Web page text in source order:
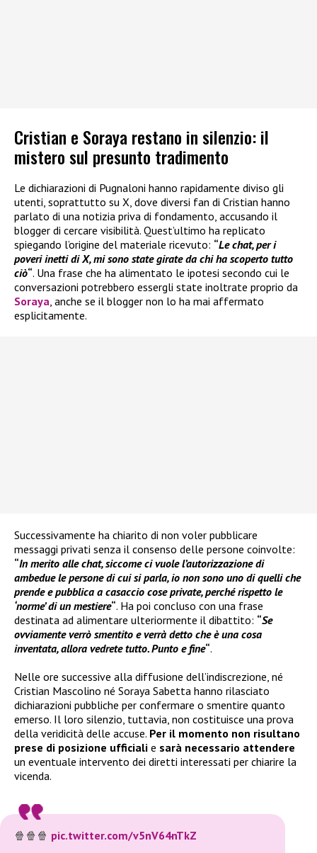
Cristian e Soraya restano in silenzio: il
mistero sul presunto tradimento
Le dichiarazioni di Pugnaloni hanno rapidamente diviso gli
utenti, soprattutto su X, dove diversi fan di Cristian hanno
parlato di una notizia priva di fondamento, accusando il
blogger di cercare visibilità. Quest’ultimo ha replicato
spiegando l’origine del materiale ricevuto: “Le chat, per i
poveri inetti di X, mi sono state girate da chi ha scoperto tutto
ciò“. Una frase che ha alimentato le ipotesi secondo cui le
conversazioni potrebbero essergli state inoltrate proprio da
Soraya, anche se il blogger non lo ha mai affermato
esplicitamente.
Successivamente ha chiarito di non voler pubblicare
messaggi privati senza il consenso delle persone coinvolte:
“In merito alle chat, siccome ci vuole l’autorizzazione di
ambedue le persone di cui si parla, io non sono uno di quelli che
prende e pubblica a casaccio cose private, perché rispetto le
‘norme’ di un mestiere“. Ha poi concluso con una frase
destinata ad alimentare ulteriormente il dibattito: “Se
ovviamente verrò smentito e verrà detto che è una cosa
inventata, allora vedrete tutto. Punto e fine“.
Nelle ore successive alla diffusione dell’indiscrezione, né
Cristian Mascolino né Soraya Sabetta hanno rilasciato
dichiarazioni pubbliche per confermare o smentire quanto
emerso. Il loro silenzio, tuttavia, non costituisce una prova
della veridicità delle accuse. Per il momento non risultano
prese di posizione ufficiali e sarà necessario attendere
un eventuale intervento dei diretti interessati per chiarire la
vicenda.
🍿🍿🍿 pic.twitter.com/v5nV64nTkZ